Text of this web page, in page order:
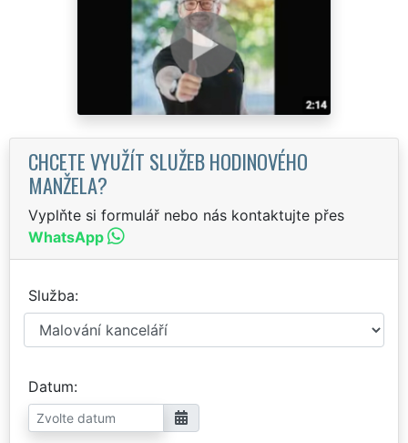
CHCETE VYUŽÍT SLUŽEB HODINOVÉHO
MANŽELA?
Vyplňte si formulář nebo nás kontaktujte přes
WhatsApp
Služba
Datum